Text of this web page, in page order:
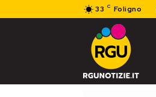
33 C Foligno